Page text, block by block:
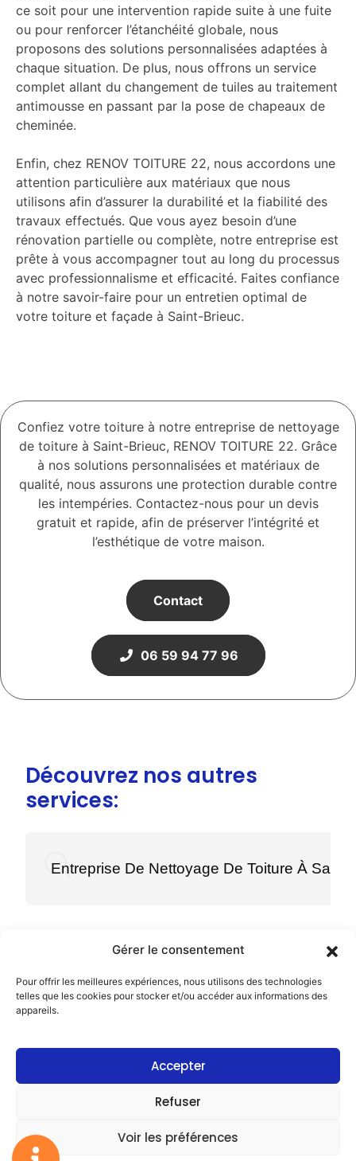
Gérer le consentement
Pour offrir les meilleures expériences, nous utilisons des technologies
telles que les cookies pour stocker et/ou accéder aux informations des
appareils.
Accepter
Refuser
Voir les préférences
ce soit pour une intervention rapide suite à une fuite
ou pour renforcer l’étanchéité globale, nous
proposons des solutions personnalisées adaptées à
chaque situation. De plus, nous offrons un service
complet allant du changement de tuiles au traitement
antimousse en passant par la pose de chapeaux de
cheminée.
Enfin, chez RENOV TOITURE 22, nous accordons une
attention particulière aux matériaux que nous
utilisons afin d’assurer la durabilité et la fiabilité des
travaux effectués. Que vous ayez besoin d’une
rénovation partielle ou complète, notre entreprise est
prête à vous accompagner tout au long du processus
avec professionnalisme et efficacité. Faites confiance
à notre savoir-faire pour un entretien optimal de
votre toiture et façade à Saint-Brieuc.
Confiez votre toiture à notre entreprise de nettoyage
de toiture à Saint-Brieuc, RENOV TOITURE 22. Grâce
à nos solutions personnalisées et matériaux de
qualité, nous assurons une protection durable contre
les intempéries. Contactez-nous pour un devis
gratuit et rapide, afin de préserver l’intégrité et
l’esthétique de votre maison.
Contact
06 59 94 77 96
Découvrez nos autres
services:
Entreprise De Nettoyage De Toiture À Saint-
Menu
Galerie
RENOV TOITURE 22
confidentialité